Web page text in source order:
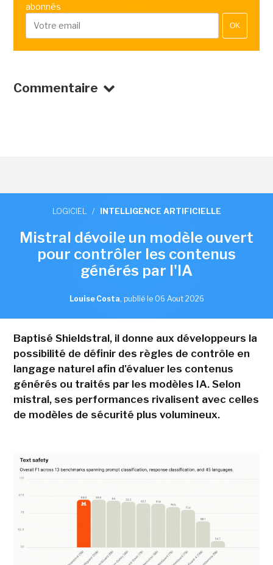
abonnés
OK
Commentaire
LOGICIEL / INTELLIGENCE ARTIFICIELLE
Mistral dévoile un modèle ouvert
pour contrôler les contenus
générés par l'IA
Louise Costa, publié le 06 Aout 2026
Baptisé Shieldstral, il donne aux développeurs la
possibilité de définir des règles de contrôle en
langage naturel afin d'évaluer les contenus
générés ou traités par les modèles IA. Selon
mistral, ses performances rivalisent avec celles
de modèles de sécurité plus volumineux.